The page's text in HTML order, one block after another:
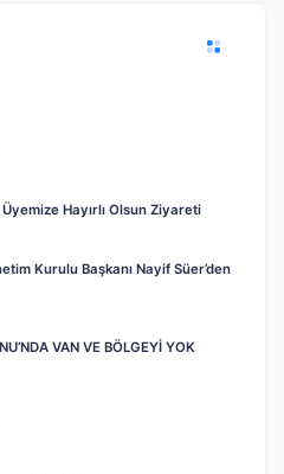
Hayırlı Olsun Ziyareti
Kurulu Başkanı Nayif Süer’den
VAN VE BÖLGEYİ YOK